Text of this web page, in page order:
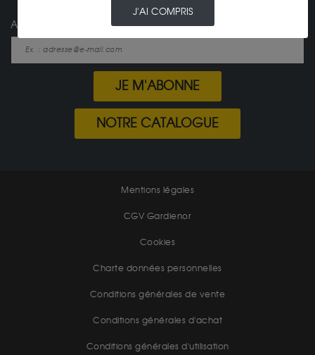
Adresse e-mail
JE M'ABONNE
NOTRE CATALOGUE
Mentions légales
CGV Gardienor
Cookies
Charte données personnelles
Conditions générales de vente
Conditions générales d'achat
Conditions générales d'utilisation
J'AI COMPRIS